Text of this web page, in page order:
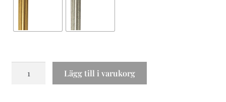
Lägg till i varukorg